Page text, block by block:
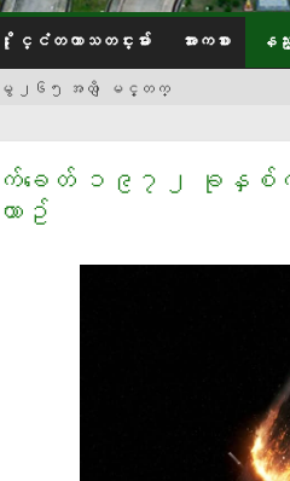
ႏိုင္ငံတကာသတင္းမ်ား အားကစား န
မွ ၂၆၅ အထိ ျမင့္တက္
ယံ ‌Joshua Van
ခ်ဳပ္ဆို
တ္ကစားနည္း၌ ေငြ တံဆိပ္ဆုမ်ားအသီးသီး ဆြတ္
ႏွင့္ ေဆးဝါးပစၥည္းမ်ားအား ျပည္ခိုင္ၿဖိဳးပ
ခေတ် ၁၉၇၂ ခုနှစ်က
ာဥ်